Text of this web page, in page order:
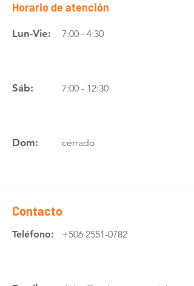
Horario de atención
Lun-Vie: 7:00 - 4:30
Sáb: 7:00 - 12:30
Dom: cerrado
Contacto
Teléfono: +506 2551-0782